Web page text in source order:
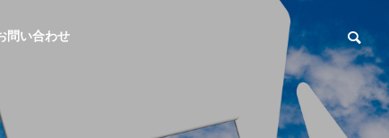
問い合わせ